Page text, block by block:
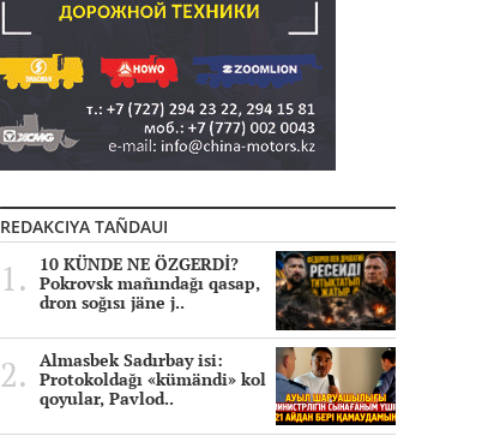
REDAKCIYA TAÑDAUI
10 KÜNDE NE ÖZGERDİ?
Pokrovsk mañındağı qasap,
dron soğısı jäne j..
Almasbek Sadırbay isi:
Protokoldağı «kümändi» kol
qoyular, Pavlod..